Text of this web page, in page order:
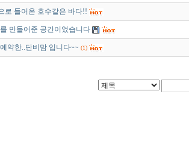
로 들어온 호수같은 바다!!
만들어준 공간이었습니다
약한..단비맘 입니다~~ (1)